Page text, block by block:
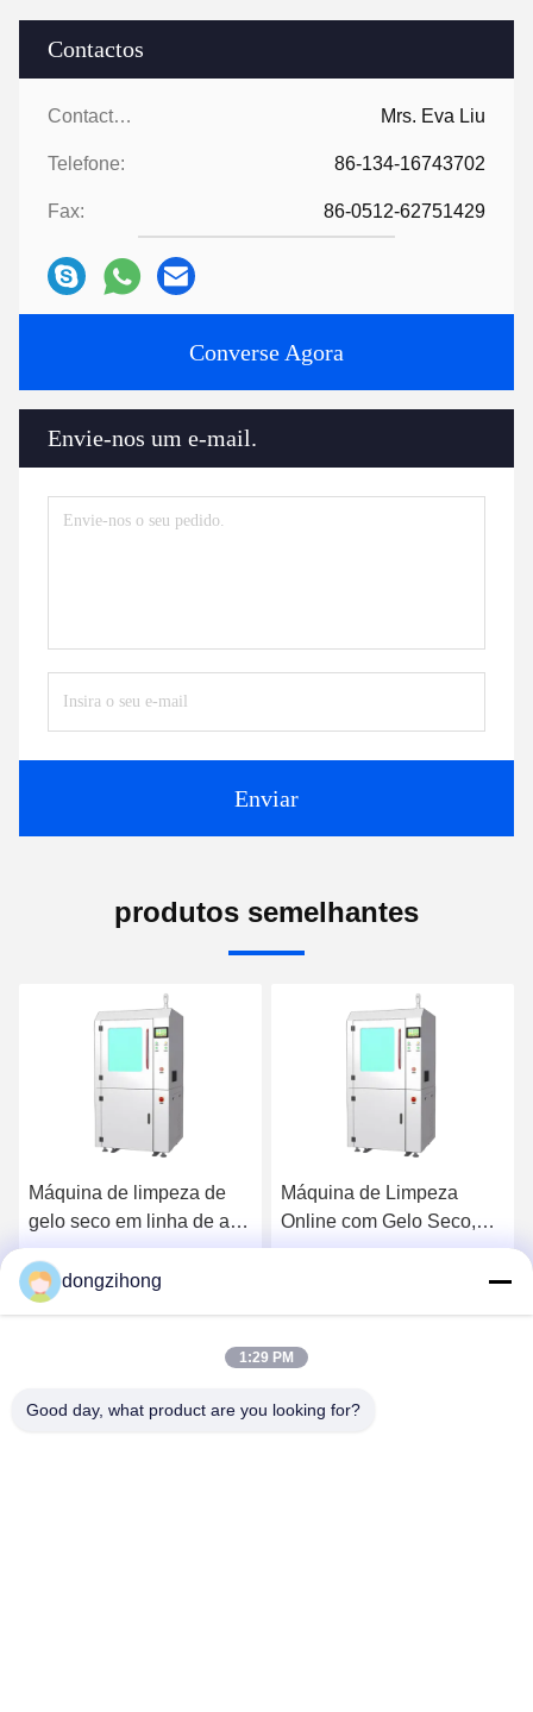
Contactos
Contactos: Mrs. Eva Liu
Telefone: 86-134-16743702
Fax: 86-0512-62751429
Converse Agora
Envie-nos um e-mail.
Enviar
produtos semelhantes
Máquina de limpeza de
gelo seco em linha de alta
eficiência com limpeza
não abrasiva
Máquina de Limpeza
Online com Gelo Seco,
com Limpeza Não
Abrasiva, Sem Resíduos
5-10Kg
dongzihong
1:29 PM
Good day, what product are you looking for?